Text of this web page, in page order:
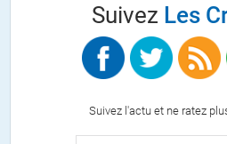
«and nearly four times what
Suivez Les
Suivez l'actu et ne ratez